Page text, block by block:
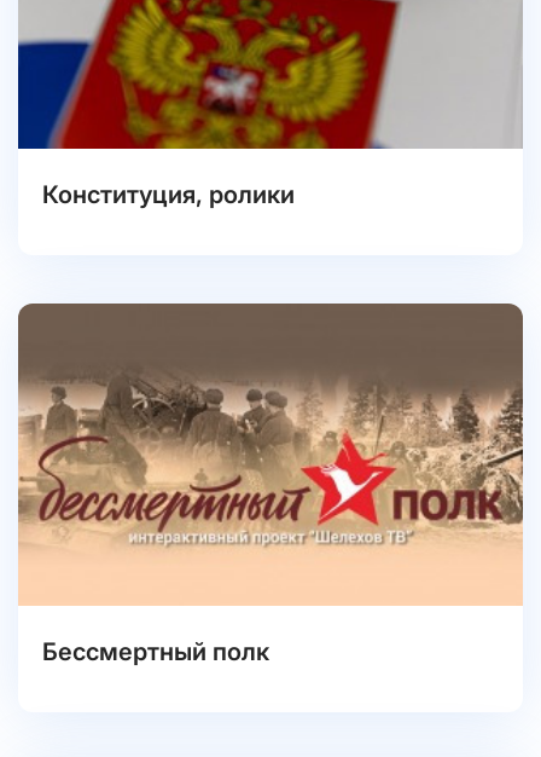
Конституция, ролики
Бессмертный полк